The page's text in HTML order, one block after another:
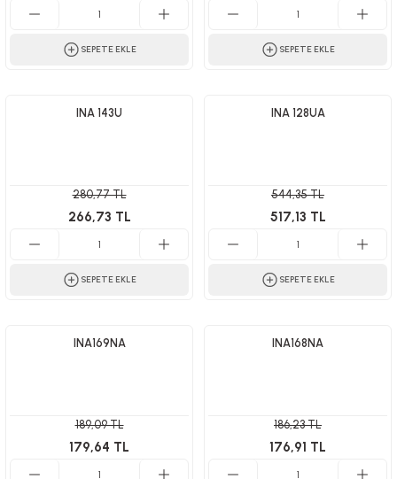
SEPETE EKLE SEPETE EKLE
INA 143U
280,77 TL
266,73 TL
SEPETE EKLE
INA 128UA
544,35 TL
517,13 TL
SEPETE EKLE
INA169NA
189,09 TL
179,64 TL
INA168NA
186,23 TL
176,91 TL